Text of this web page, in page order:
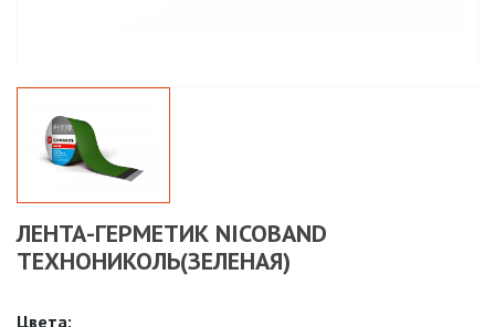
ЛЕНТА-ГЕРМЕТИК NICOBAND
ТЕХНОНИКОЛЬ(ЗЕЛЕНАЯ)
Цвета: